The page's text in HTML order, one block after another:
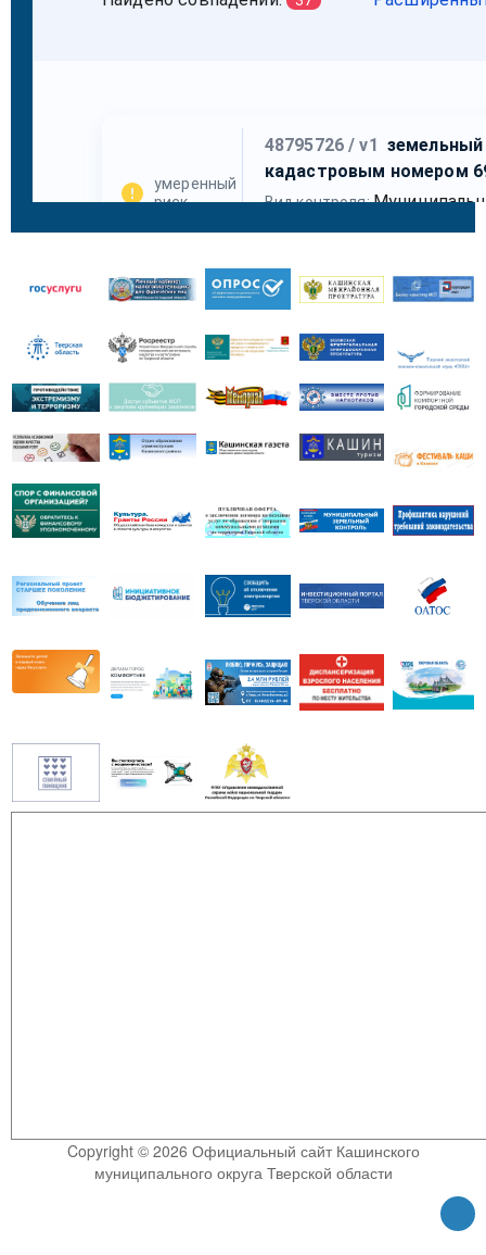
Copyright © 2026 Официальный сайт Кашинского
муниципального округа Тверской области